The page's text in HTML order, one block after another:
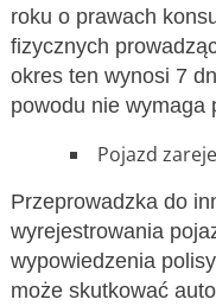
roku o prawach
fizycznych
okres ten wynosi 7
powodu nie wymaga
Pojazd
Przeprowadzka do
wyrejestrowania
wypowiedzenia
może skutkować